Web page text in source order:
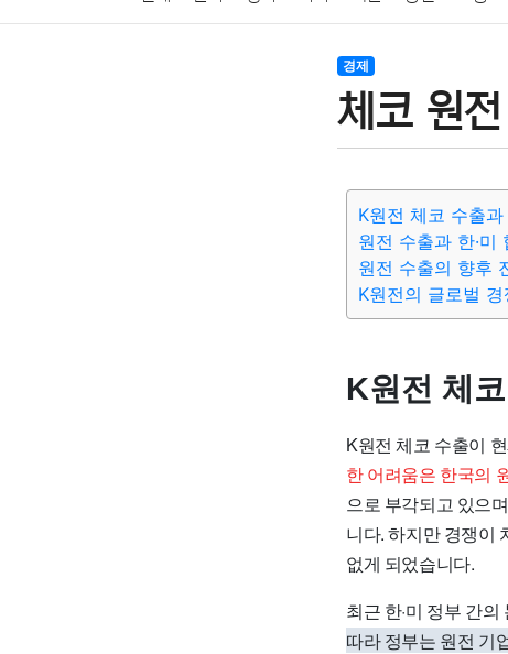
결혼 육아
기술 종교 사회
경제
체코 원
K원전 체코 수출
원전 수출과 한·미
원전 수출의 향후
K원전의 글로벌
K원전 체
K원전 체코 수출이
한 어려움은 한국의
으로 부각되고 있으
니다. 하지만 경쟁이
없게 되었습니다.
최근 한·미 정부 간
따라 정부는 원전 기